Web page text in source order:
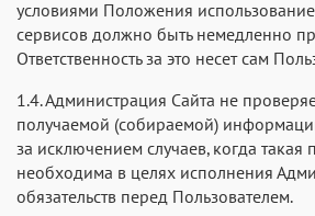
условиями Положения
сервисов должно быть немедленно
Ответственность за это несет сам
1.4. Администрация Сайта не
получаемой (собираемой)
за исключением случаев, когда такая
необходима в целях исполнения
обязательств перед Пользователем.